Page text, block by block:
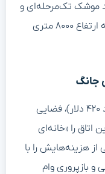
چند موشک تک‌مرحله‌ای و
حتی یک موشک دومرحله‌ای بسازد که به ارتفاع ۸۰۰۰ متری
جانگ
مدرسه پشت جانگ، با ۳۰۰۰ یوان (حدود ۴۲۰ دلار)، فضایی
اتاق را «خانه‌ای
هزینه‌هایش را با
بازپروری وام